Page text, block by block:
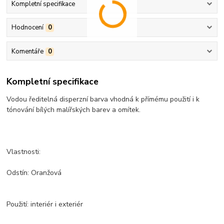
Kompletní specifikace
Hodnocení 0
Komentáře 0
Kompletní specifikace
Vodou ředitelná disperzní barva vhodná k přímému použití i k
tónování bílých malířských barev a omítek.
Vlastnosti:
Odstín: Oranžová
Použití: interiér i exteriér